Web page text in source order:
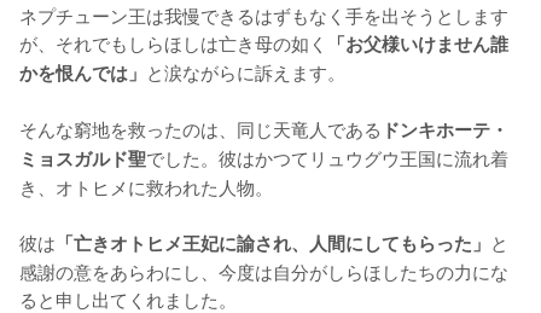
ネプチューン王は我慢できるはずもなく手を出そうとします
が、それでもしらほしは亡き母の如く
「お父様いけません誰
かを恨んでは」 と涙ながらに訴えます。
そんな窮地を救ったのは、同じ天竜人である ドンキホーテ・
ミョスガルド聖でした。彼はかつてリュウグウ王国に流れ着
き、オトヒメに救われた人物。
彼は 「亡きオトヒメ王妃に諭され、人間にしてもらった」 と
感謝の意をあらわにし、今度は自分がしらほしたちの力にな
ると申し出てくれました。